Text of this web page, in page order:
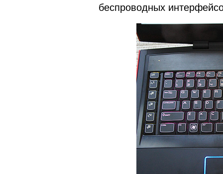
беспроводных